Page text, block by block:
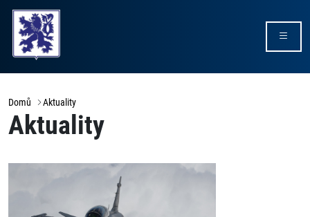
Domů Aktuality
Aktuality